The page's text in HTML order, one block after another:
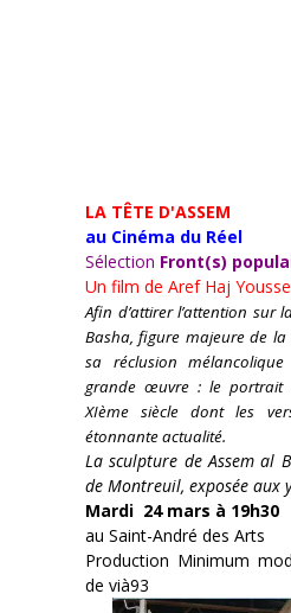
LA TÊTE D'ASSEM
au Cinéma du Réel
Sélection Front(s)
Un film de Aref Haj
Afin d’attirer l’attention sur
Basha, figure majeure de
sa réclusion
grande œuvre : le portrait
XIème siècle dont les
étonnante actualité.
La sculpture de Assem al
de Montreuil, exposée aux
Mardi 24 mars à 19h30
au Saint-André des Arts
Production Minimum
de vià93